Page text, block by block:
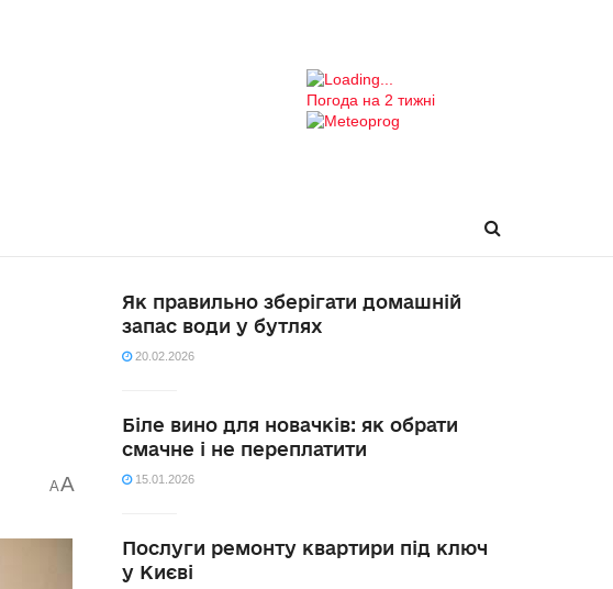
Погода на 2 тижні
AA
Як правильно зберігати домашній
запас води у бутлях
20.02.2026
Біле вино для новачків: як обрати
смачне і не переплатити
15.01.2026
Послуги ремонту квартири під ключ
у Києві